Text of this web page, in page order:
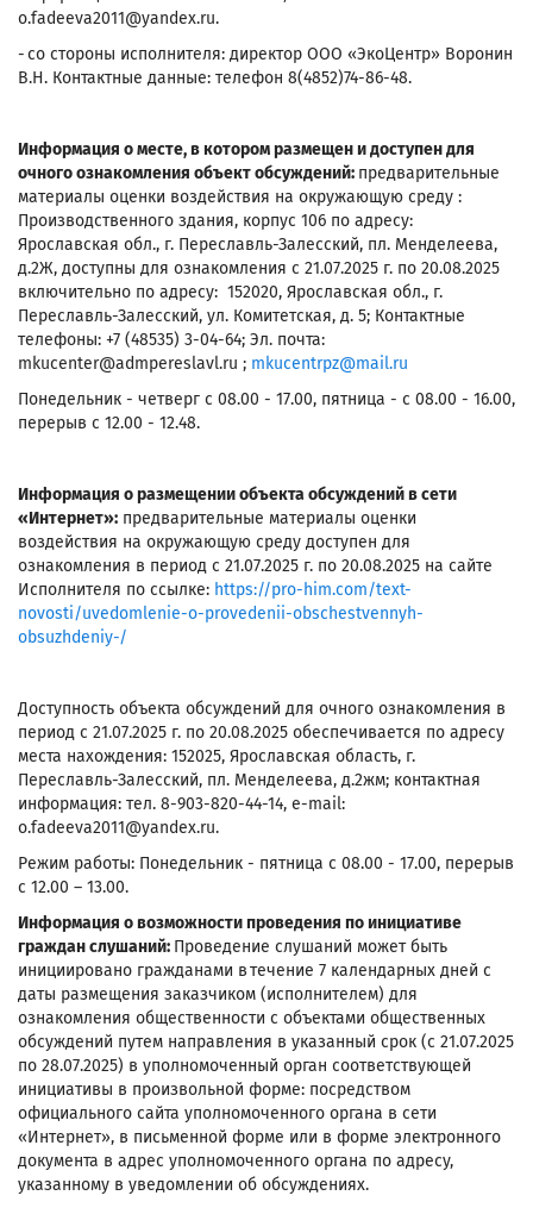
o.fadeeva2011@yandex.ru.
- со стороны исполнителя: директор ООО «ЭкоЦентр» Воронин
В.Н. Контактные данные: телефон 8(4852)74-86-48.
Информация о месте, в котором размещен и доступен для
очного ознакомления объект обсуждений: предварительные
материалы оценки воздействия на окружающую среду :
Производственного здания, корпус 106 по адресу:
Ярославская обл., г. Переславль-Залесский, пл. Менделеева,
д.2Ж, доступны для ознакомления с 21.07.2025 г. по 20.08.2025
включительно по адресу: 152020, Ярославская обл., г.
Переславль-Залесский, ул. Комитетская, д. 5; Контактные
телефоны: +7 (48535) 3-04-64; Эл. почта:
mkucenter@admpereslavl.ru ; mkucentrpz@mail.ru
Понедельник - четверг с 08.00 - 17.00, пятница - с 08.00 - 16.00,
перерыв с 12.00 - 12.48.
Информация о размещении объекта обсуждений в сети
«Интернет»: предварительные материалы оценки
воздействия на окружающую среду доступен для
ознакомления в период с 21.07.2025 г. по 20.08.2025 на сайте
Исполнителя по ссылке: https://pro-him.com/text-
novosti/uvedomlenie-o-provedenii-obschestvennyh-
obsuzhdeniy-/
Доступность объекта обсуждений для очного ознакомления в
период с 21.07.2025 г. по 20.08.2025 обеспечивается по адресу
места нахождения: 152025, Ярославская область, г.
Переславль-Залесский, пл. Менделеева, д.2жм; контактная
информация: тел. 8-903-820-44-14, e-mail:
o.fadeeva2011@yandex.ru.
Режим работы: Понедельник - пятница с 08.00 - 17.00, перерыв
с 12.00 – 13.00.
Информация о возможности проведения по инициативе
граждан слушаний: Проведение слушаний может быть
инициировано гражданами в течение 7 календарных дней с
даты размещения заказчиком (исполнителем) для
ознакомления общественности с объектами общественных
обсуждений путем направления в указанный срок (с 21.07.2025
по 28.07.2025) в уполномоченный орган соответствующей
инициативы в произвольной форме: посредством
официального сайта уполномоченного органа в сети
«Интернет», в письменной форме или в форме электронного
документа в адрес уполномоченного органа по адресу,
указанному в уведомлении об обсуждениях.